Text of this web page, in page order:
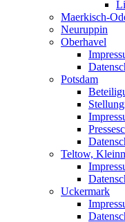
Maerkisch-
Neuruppin
Oberhavel
Potsdam
Teltow,
Uckermark